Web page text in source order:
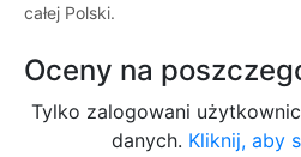
całej Polski.
Oceny na
Tylko zalogowani
danych. Kliknij, aby